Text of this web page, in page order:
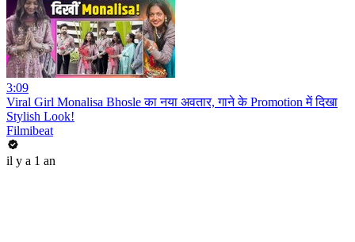
3:09
Viral Girl Monalisa Bhosle का नया अवतार, गाने के Promotion में दिखा
Stylish Look!
Filmibeat
il y a 1 an